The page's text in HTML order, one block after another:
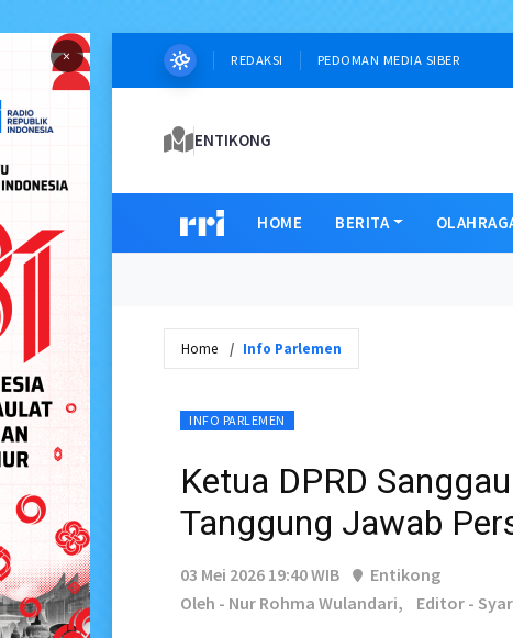
× REDAKSI PEDOMAN MEDIA SIBER
ENTIKONG
HOME BERITA
Home Info Parlemen
INFO PARLEMEN
Ketua DPRD
Tanggung Jawab
03 Mei 2026 19:40 WIB
Entikong
Oleh - Nur Rohma Wulandari,
Editor -